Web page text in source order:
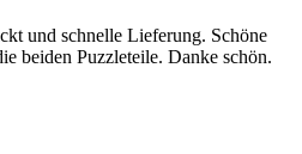
und schnelle Lieferung. Schöne
beiden Puzzleteile. Danke schön.